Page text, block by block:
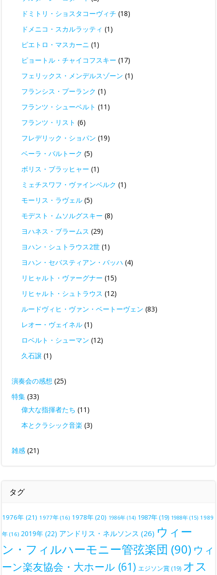
ドミトリ・ショスタコーヴィチ (18)
ドメニコ・スカルラッティ (1)
ピエトロ・マスカーニ (1)
ピョートル・チャイコフスキー (17)
フェリックス・メンデルスゾーン (1)
フランシス・プーランク (1)
フランツ・シューベルト (11)
フランツ・リスト (6)
フレデリック・ショパン (19)
ベーラ・バルトーク (5)
ボリス・ブラッヒャー (1)
ミェチスワフ・ヴァインベルク (1)
モーリス・ラヴェル (5)
モデスト・ムソルグスキー (8)
ヨハネス・ブラームス (29)
ヨハン・シュトラウス2世 (1)
ヨハン・セバスティアン・バッハ (4)
リヒャルト・ヴァーグナー (15)
リヒャルト・シュトラウス (12)
ルードヴィヒ・ヴァン・ベートーヴェン (83)
レオー・ヴェイネル (1)
ロベルト・シューマン (12)
久石譲 (1)
演奏会の感想 (25)
特集 (33)
偉大な指揮者たち (11)
本とクラシック音楽 (3)
雑感 (21)
タグ
1976年 (21) 1977年 (16) 1978年(20) 1986年 (14) 1987年(19) 1988年 (15) 1989
年 (16) 2019年 (22) アンドリス・ネルソンス (26) ウィー
ン・フィルハーモニー管弦楽団 (90) ウィ
ーン楽友協会・大ホール (61) エジソン賞(19) オス